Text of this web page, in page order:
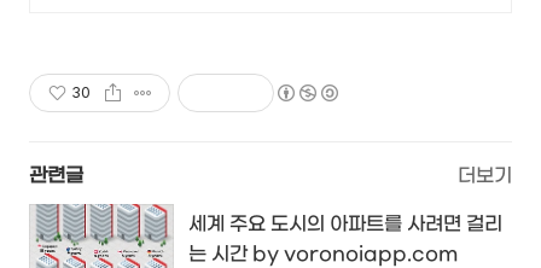
30
관련글 더보기
세계 주요 도시의 아파트를 사려면 걸리
는 시간 by voronoiapp.com